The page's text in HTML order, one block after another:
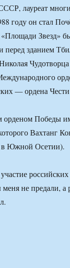
лауреат
году он стал
Звезд»
перед зданием
— ордена
Победы
Вахтанг
в Южной Осетии).
не предали, а